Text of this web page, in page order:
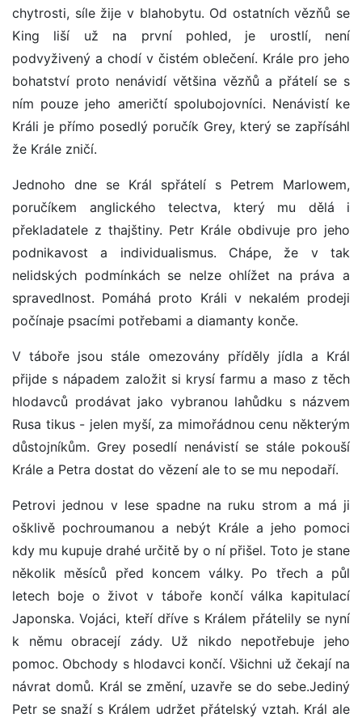
chytrosti, síle žije v blahobytu. Od ostatních vězňů se
King liší už na první pohled, je urostlí, není
podvyživený a chodí v čistém oblečení. Krále pro jeho
bohatství proto nenávidí většina vězňů a přátelí se s
ním pouze jeho američtí spolubojovníci. Nenávistí ke
Králi je přímo posedlý poručík Grey, který se zapřísáhl
že Krále zničí.
Jednoho dne se Král spřátelí s Petrem Marlowem,
poručíkem anglického telectva, který mu dělá i
překladatele z thajštiny. Petr Krále obdivuje pro jeho
podnikavost a individualismus. Chápe, že v tak
nelidských podmínkách se nelze ohlížet na práva a
spravedlnost. Pomáhá proto Králi v nekalém prodeji
počínaje psacími potřebami a diamanty konče.
V táboře jsou stále omezovány příděly jídla a Král
přijde s nápadem založit si krysí farmu a maso z těch
hlodavců prodávat jako vybranou lahůdku s názvem
Rusa tikus - jelen myší, za mimořádnou cenu některým
důstojníkům. Grey posedlí nenávistí se stále pokouší
Krále a Petra dostat do vězení ale to se mu nepodaří.
Petrovi jednou v lese spadne na ruku strom a má ji
ošklivě pochroumanou a nebýt Krále a jeho pomoci
kdy mu kupuje drahé určitě by o ní přišel. Toto je stane
několik měsíců před koncem války. Po třech a půl
letech boje o život v táboře končí válka kapitulací
Japonska. Vojáci, kteří dříve s Králem přátelily se nyní
k němu obracejí zády. Už nikdo nepotřebuje jeho
pomoc. Obchody s hlodavci končí. Všichni už čekají na
návrat domů. Král se změní, uzavře se do sebe.Jediný
Petr se snaží s Králem udržet přátelský vztah. Král ale